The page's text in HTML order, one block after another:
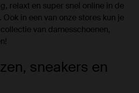
relaxt en super snel online in de
in een van onze stores kun je
van damesschoenen,
sneakers en